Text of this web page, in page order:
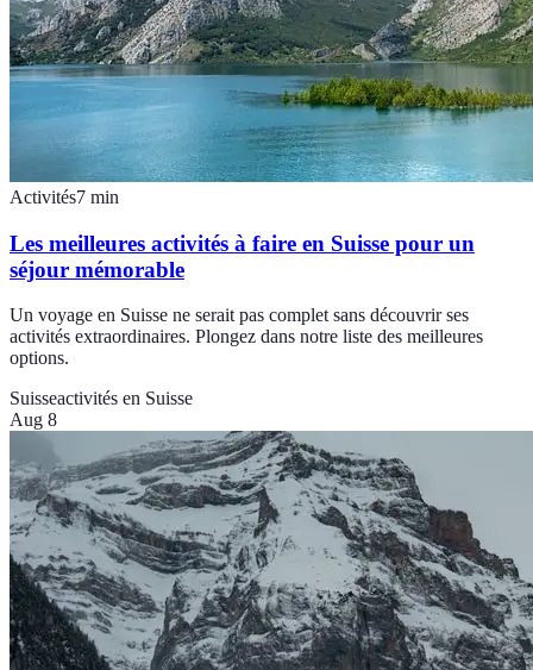
Activités7 min
Les meilleures activités à faire en Suisse pour un
séjour mémorable
Un voyage en Suisse ne serait pas complet sans découvrir ses
activités extraordinaires. Plongez dans notre liste des meilleures
options.
Suisseactivités en Suisse
Aug 8